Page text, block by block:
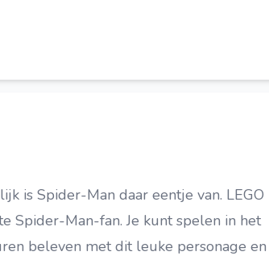
is Spider-Man daar eentje van. LEGO
Spider-Man-fan. Je kunt spelen in het
beleven met dit leuke personage en